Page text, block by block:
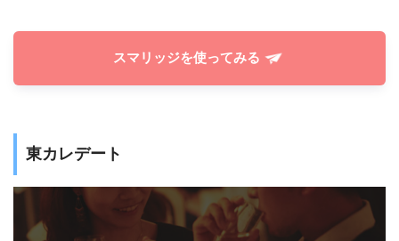
スマリッジを使ってみる
東カレデート